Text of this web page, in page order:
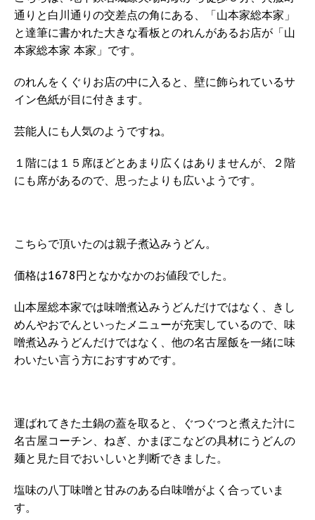
通りと白川通りの交差点の角にある、「山本家総本家」
と達筆に書かれた大きな看板とのれんがあるお店が「山
本家総本家 本家」です。
のれんをくぐりお店の中に入ると、壁に飾られているサ
イン色紙が目に付きます。
芸能人にも人気のようですね。
１階には１５席ほどとあまり広くはありませんが、２階
にも席があるので、思ったよりも広いようです。
こちらで頂いたのは親子煮込みうどん。
価格は1678円となかなかのお値段でした。
山本屋総本家では味噌煮込みうどんだけではなく、きし
めんやおでんといったメニューが充実しているので、味
噌煮込みうどんだけではなく、他の名古屋飯を一緒に味
わいたい言う方におすすめです。
運ばれてきた土鍋の蓋を取ると、ぐつぐつと煮えた汁に
名古屋コーチン、ねぎ、かまぼこなどの具材にうどんの
麺と見た目でおいしいと判断できました。
塩味の八丁味噌と甘みのある白味噌がよく合っていま
す。